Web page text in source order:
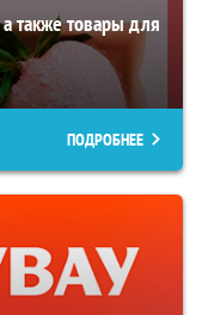
также товары для
ПОДРОБНЕЕ